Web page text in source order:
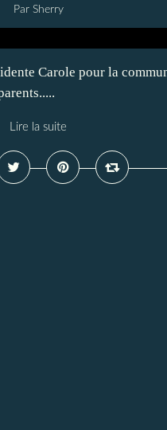
Par Sherry
Carole pour la
Lire la suite